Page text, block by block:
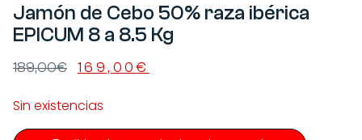
Jamón de Cebo 50% raza ibérica
EPICUM 8 a 8.5 Kg
189,00€ 169,00€
Sin existencias